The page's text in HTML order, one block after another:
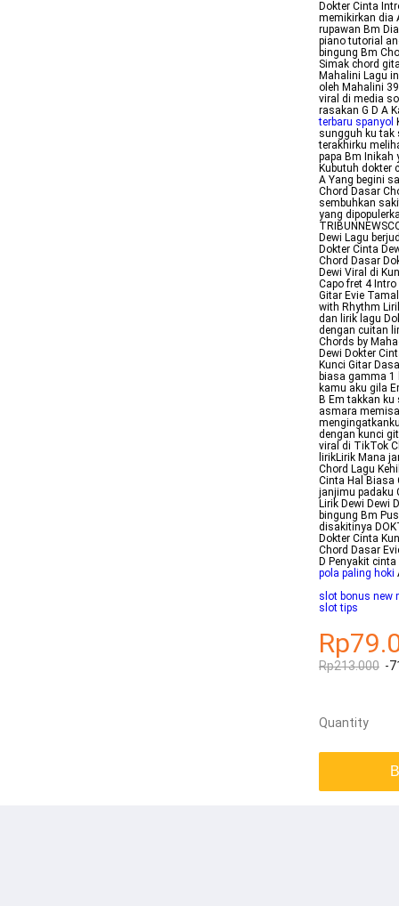
Dokter Cinta
memikirkan dia
rupawan Bm
piano tutorial
bingung Bm
Simak chord
Mahalini Lagu
oleh Mahalini
viral di media
rasakan G D A
terbaru spanyol
sungguh ku tak
terakhirku
papa Bm Inikah
Kubutuh dokter
A Yang begini
Chord Dasar
sembuhkan
yang
Dewi Lagu
Dokter Cinta
Chord Dasar
Dewi Viral di
Capo fret 4
Gitar Evie
with Rhythm
dan lirik lagu
dengan cuitan
Chords by
Dewi Dokter
Kunci Gitar
biasa gamma 1
kamu aku gila
B Em takkan ku
asmara
dengan kunci
viral di TikTok
lirikLirik Mana
Chord Lagu
Cinta Hal Biasa
janjimu padaku
Lirik Dewi Dewi
bingung Bm
disakitinya
Dokter Cinta
Chord Dasar
D Penyakit
pola paling hoki
slot bonus new
slot tips
Rp213.000 -
Quantity